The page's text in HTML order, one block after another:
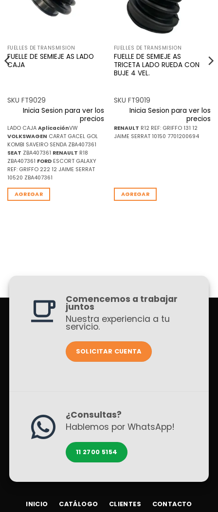
FUELLES DE TRANSMISION
FUELLE DE SEMIEJE AS LADO
CAJA
SKU FT9029
Inicia Sesion para ver los
precios
LADO CAJA AplicaciónVW
VOLKSWAGEN CARAT GACEL GOL
KOMBI SAVEIRO SENDA ZBA407361
SEAT ZBA407361 RENAULT R18
ZBA407361 FORDESCORT GALAXY
REF: GRIFFO 222 12 JAIME SERRAT
10520 ZBA407361
AGREGAR
FUELLES DE TRANSMISION
FUELLE DE SEMIEJE AS
TRICETA LADO RUEDA CON
BUJE 4 VEL.
SKU FT9019
Inicia Sesion para ver los
precios
RENAULT R12 REF: GRIFFO 131 12
JAIME SERRAT 10150 7701200694
AGREGAR
Comencemos a trabajar
juntos
Nuestra experiencia a tu
servicio.
SOLICITAR CUENTA
¿Consultas?
Hablemos por WhatsApp!
11 2700 5154
INICIO CATÁLOGO CLIENTES CONTACTO